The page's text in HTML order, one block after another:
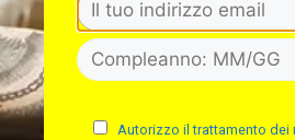
Autorizzo il trattamento dei